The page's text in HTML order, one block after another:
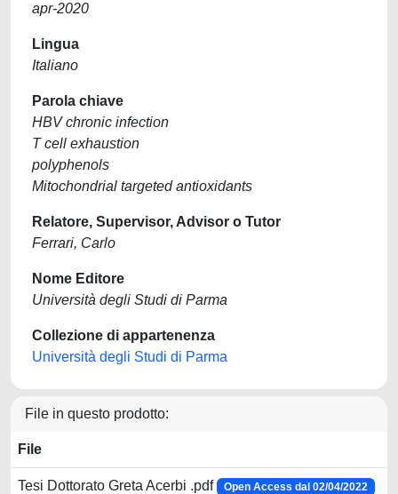
apr-2020
Lingua
Italiano
Parola chiave
HBV chronic infection
T cell exhaustion
polyphenols
Mitochondrial targeted antioxidants
Relatore, Supervisor, Advisor o Tutor
Ferrari, Carlo
Nome Editore
Università degli Studi di Parma
Collezione di appartenenza
Università degli Studi di Parma
File in questo prodotto:
File
Tesi Dottorato Greta Acerbi .pdf Open Access dal 02/04/2022